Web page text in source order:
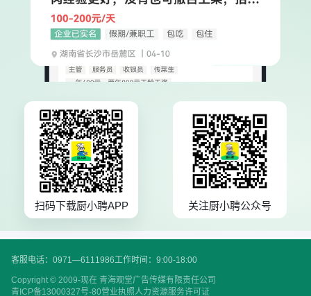
扫码下载厨小聘APP 关注厨小聘公众号
客服电话：0971—6111986工作时间：9:00-18:00
Copyright © 2009-现在 青海观堂广告传媒有限责任公司
青ICP备13000327号-80营业执照人力资源服务许可证